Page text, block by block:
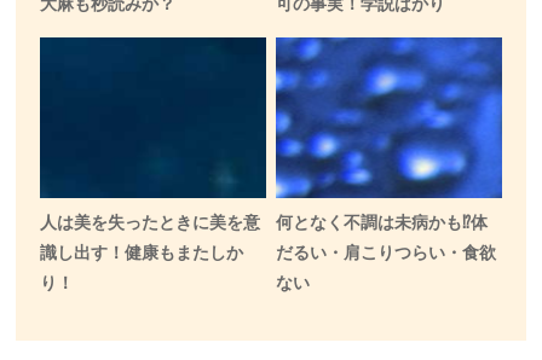
大麻も秒読みか？
可の事実！学説ばかり
人は美を失ったときに美を意
識し出す！健康もまたしか
り！
何となく不調は未病かも⁉︎体
だるい・肩こりつらい・食欲
ない